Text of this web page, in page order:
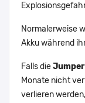
Normalerweise
Akku während
Falls die
Monate nicht
verlieren